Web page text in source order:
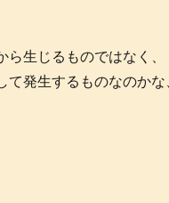
生じるものではなく、
発生するものなのかな